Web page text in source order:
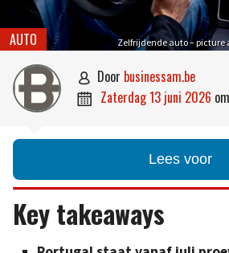
Zelfrijdende auto –
AUTO
 door businessam.be
 zaterdag 13 juni 2026 om
Lees voor
Key takeaways